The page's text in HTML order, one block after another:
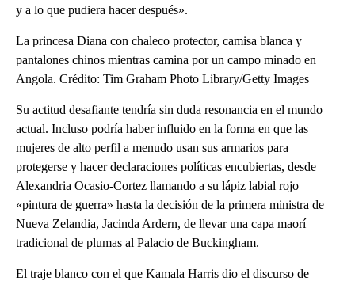
y a lo que pudiera hacer después».
La princesa Diana con chaleco protector, camisa blanca y
pantalones chinos mientras camina por un campo minado en
Angola. Crédito: Tim Graham Photo Library/Getty Images
Su actitud desafiante tendría sin duda resonancia en el mundo
actual. Incluso podría haber influido en la forma en que las
mujeres de alto perfil a menudo usan sus armarios para
protegerse y hacer declaraciones políticas encubiertas, desde
Alexandria Ocasio-Cortez llamando a su lápiz labial rojo
«pintura de guerra» hasta la decisión de la primera ministra de
Nueva Zelandia, Jacinda Ardern, de llevar una capa maorí
tradicional de plumas al Palacio de Buckingham.
El traje blanco con el que Kamala Harris dio el discurso de